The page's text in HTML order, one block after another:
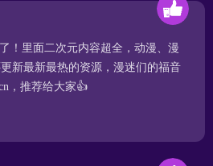
！里面二次元内容超全，动漫、漫
新最新最热的资源，漫迷们的福音
，推荐给大家👍